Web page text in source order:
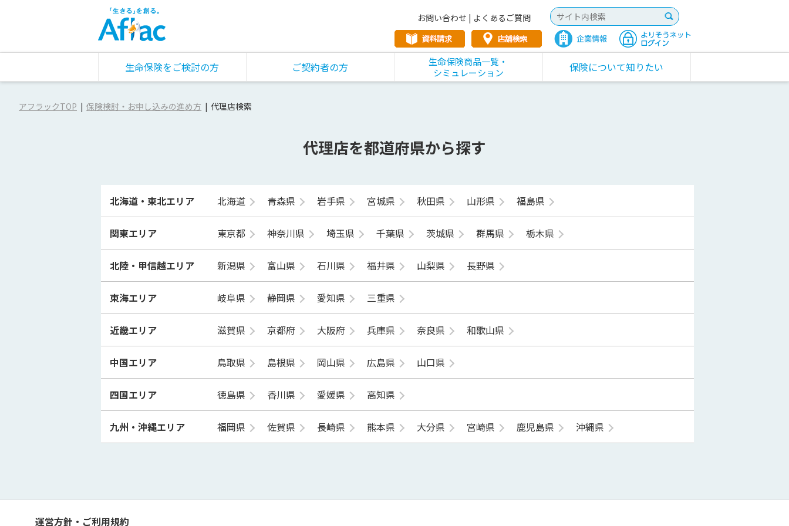
お問い合わせ | よくあるご質問
生命保険をご検討の方 ご契約者の方
生命保険商品一覧・
シミュレーション
保険について知りたい
アフラックTOP 保険検討・お申し込みの進め方 代理店検索
代理店を都道府県から探す
北海道・東北エリア 北海道 青森県 岩手県 宮城県 秋田県 山形県 福島県
関東エリア 東京都 神奈川県 埼玉県 千葉県 茨城県 群馬県 栃木県
北陸・甲信越エリア 新潟県 富山県 石川県 福井県 山梨県 長野県
東海エリア 岐阜県 静岡県 愛知県 三重県
近畿エリア 滋賀県 京都府 大阪府 兵庫県 奈良県 和歌山県
中国エリア 鳥取県 島根県 岡山県 広島県 山口県
四国エリア 徳島県 香川県 愛媛県 高知県
九州・沖縄エリア 福岡県 佐賀県 長崎県 熊本県 大分県 宮崎県 鹿児島県 沖縄県
運営方針・ご利用規約